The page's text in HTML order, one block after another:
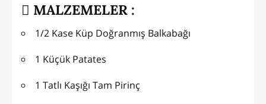
MALZEMELER :
1/2 Kase Küp Doğranmış Balkabağı
1 Küçük Patates
1 Tatlı Kaşığı Tam Pirinç